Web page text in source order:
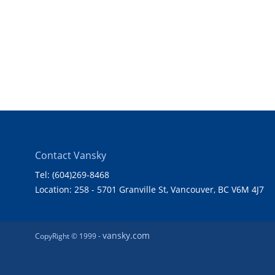
Contact Vansky
Tel: (604)269-8468
Location: 258 - 5701 Granville St, Vancouver, BC V6M 4J7
CopyRight © 1999 -vansky.com